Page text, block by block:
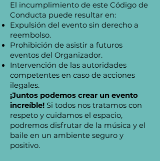
El incumplimiento de este Código de
Conducta puede resultar en:
Expulsión del evento sin derecho a
reembolso.
Prohibición de asistir a futuros
eventos del Organizador.
Intervención de las autoridades
competentes en caso de acciones
ilegales.
¡Juntos podemos crear un evento
increíble! Si todos nos tratamos con
respeto y cuidamos el espacio,
podremos disfrutar de la música y el
baile en un ambiente seguro y
positivo.